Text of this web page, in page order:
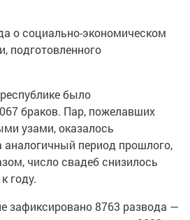
о социально-экономическом
подготовленного
было
браков. Пар, пожелавших
узами, оказалось
период прошлого,
число свадеб снизилось
году.
зафиксировано 8763 развода —